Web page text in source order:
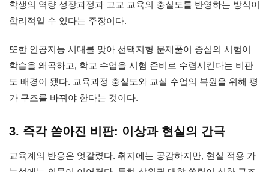
학생의 역량 성장과정과 고교 교육의 충실도를 반영하는 방식이
합리적일 수 있다는 주장이다.
또한 인공지능 시대를 맞아 선택지형 문제풀이 중심의 시험이
학습을 왜곡하고, 학교 수업을 시험 준비로 수렴시킨다는 비판
도 배경이 됐다. 교육과정 충실도와 교실 수업의 복원을 위해 평
가 구조를 바꿔야 한다는 것이다.
3. 즉각 쏟아진 비판: 이상과 현실의 간극
교육계의 반응은 엇갈렸다. 취지에는 공감하지만, 현실 적용 가